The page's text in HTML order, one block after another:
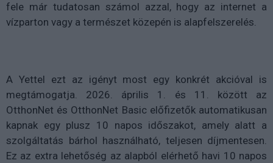
fele már tudatosan számol azzal, hogy az internet a
vízparton vagy a természet közepén is alapfelszerelés.
A Yettel ezt az igényt most egy konkrét akcióval is
megtámogatja. 2026. április 1. és 11. között az
OtthonNet és OtthonNet Basic előfizetők automatikusan
kapnak egy plusz 10 napos időszakot, amely alatt a
szolgáltatás bárhol használható, teljesen díjmentesen.
Ez az extra lehetőség az alapból elérhető havi 10 napos